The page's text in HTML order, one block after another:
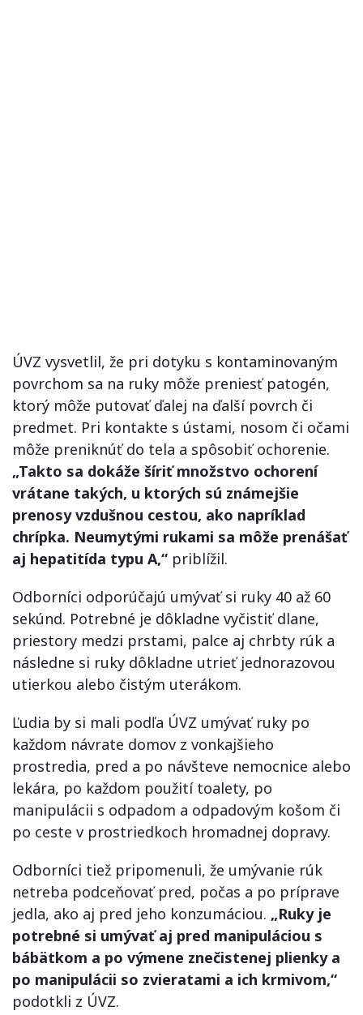
ÚVZ vysvetlil, že pri dotyku s kontaminovaným
povrchom sa na ruky môže preniesť patogén,
ktorý môže putovať ďalej na ďalší povrch či
predmet. Pri kontakte s ústami, nosom či očami
môže preniknúť do tela a spôsobiť ochorenie.
„Takto sa dokáže šíriť množstvo ochorení
vrátane takých, u ktorých sú známejšie
prenosy vzdušnou cestou, ako napríklad
chrípka. Neumytými rukami sa môže prenášať
aj hepatitída typu A,“ priblížil.
Odborníci odporúčajú umývať si ruky 40 až 60
sekúnd. Potrebné je dôkladne vyčistiť dlane,
priestory medzi prstami, palce aj chrbty rúk a
následne si ruky dôkladne utrieť jednorazovou
utierkou alebo čistým uterákom.
Ľudia by si mali podľa ÚVZ umývať ruky po
každom návrate domov z vonkajšieho
prostredia, pred a po návšteve nemocnice alebo
lekára, po každom použití toalety, po
manipulácii s odpadom a odpadovým košom či
po ceste v prostriedkoch hromadnej dopravy.
Odborníci tiež pripomenuli, že umývanie rúk
netreba podceňovať pred, počas a po príprave
jedla, ako aj pred jeho konzumáciou. „Ruky je
potrebné si umývať aj pred manipuláciou s
bábätkom a po výmene znečistenej plienky a
po manipulácii so zvieratami a ich krmivom,“
podotkli z ÚVZ.